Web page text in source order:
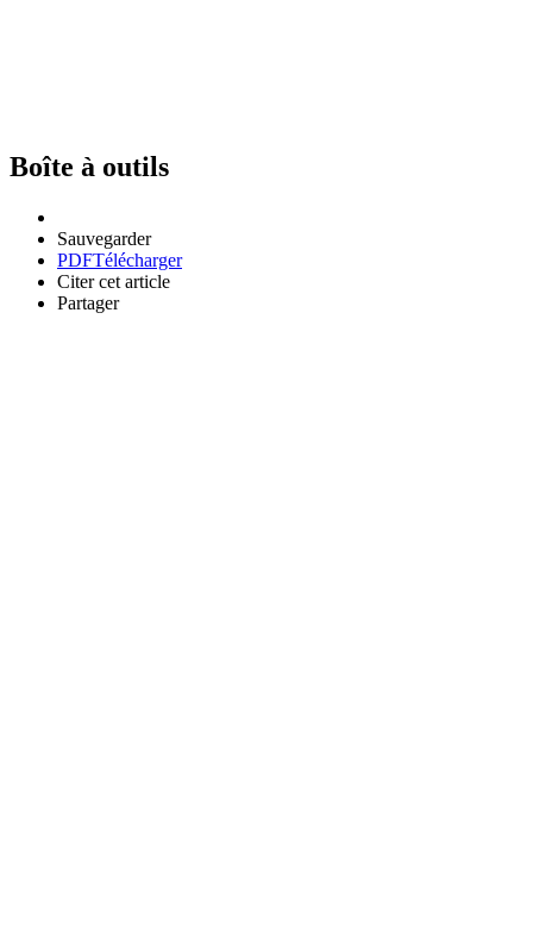
Boîte à outils
Sauvegarder
PDFTélécharger
Citer cet article
Partager